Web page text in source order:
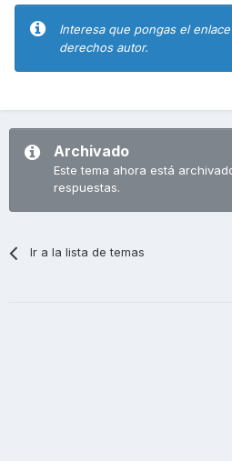
Interesa que pongas el
derechos autor.
Archivado
Este tema ahora está
respuestas.
Ir a la lista de temas